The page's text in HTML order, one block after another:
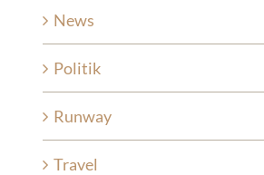
News
Politik
Runway
Travel